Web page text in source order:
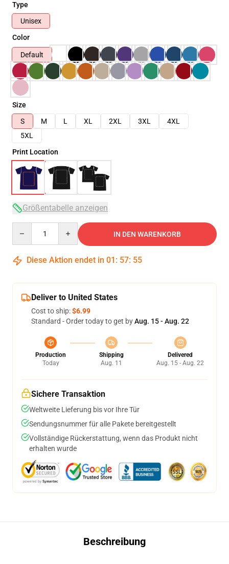
Type
Unisex
Color
Default
Size
S
M L XL 2XL 3XL
4XL
5XL
Print Location
Größentabelle anzeigen
IN DEN WARENKORB
Diese Aktion endet in 01 : 57: 54
Deliver to United States
Cost to ship:$6.99
Standard - Order today to get byAug. 15 - Aug. 22
Production
Today
Shipping
Aug. 11
Delivered
Aug. 15 - Aug. 22
Sichere Transaktion
Weltweite Lieferung bis vor Ihre Tür
Sendungsnummer für alle Pakete bereitgestellt
Vollständige Rückerstattung, wenn das Produkt nicht
erhalten wurde
Beschreibung